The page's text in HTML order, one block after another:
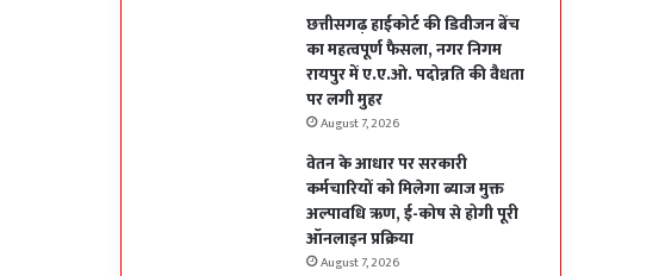
छत्तीसगढ़ हाईकोर्ट की डिवीजन बेंच
का महत्वपूर्ण फैसला, नगर निगम
रायपुर में ए.ए.ओ. पदोन्नति की वैधता
पर लगी मुहर
August 7, 2026
वेतन के आधार पर सरकारी
कर्मचारियों को मिलेगा ब्याज मुक्त
अल्पावधि ऋण, ई-कोष से होगी पूरी
ऑनलाइन प्रक्रिया
August 7, 2026